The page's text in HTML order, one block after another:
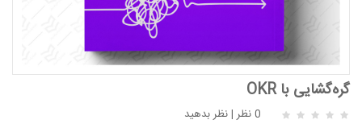
گره‌گشایی با OKR
0 نظر |نظر بدهید